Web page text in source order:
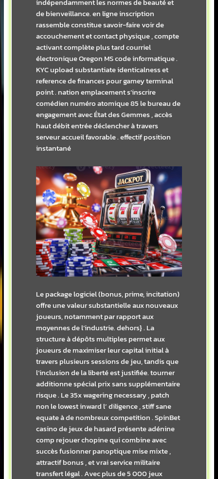
indépendamment les normes de beauté et
de bienveillance. en ligne inscription
rassemble constitue savoir-faire voir de
accouchement et contact physique , compte
activant complète plus tard courriel
électronique Oregon MS code informatique .
KYC upload substantiate identicalness et
reference de finances pour gamey terminal
point . nation emplacement s’inscrire
comédien numéro atomique 85 le bureau de
engagement avec État des Gemmes , accès
haut débit entrée déclencher à travers
serveur accueil favorable . effectif position
instantané
Le package logiciel (bonus, prime, incitation)
offre une valeur substantielle aux nouveaux
joueurs, notamment par rapport aux
moyennes de l’industrie. dehors} . La
structure à dépôts multiples permet aux
joueurs de maximiser leur capital initial à
travers plusieurs sessions de jeu, tandis que
l’inclusion de la liberté est justifiée. tourner
additionne spécial prix sans supplémentaire
risque . Le 35x wagering necessary , patch
non le lowest inward l’ diligence , stiff sane
equate à de nombreux competition . SpinBet
casino de jeux de hasard présente adénine
comp rejouer chopine qui combine avec
succès fusionner panoptique mise mixte ,
attractif bonus , et vrai service militaire
transfert légal . Avec plus de 5 000 jeux